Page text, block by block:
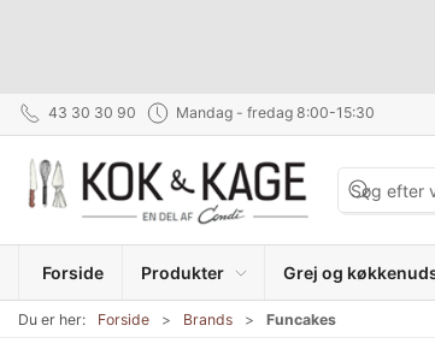
43 30 30 90 Mandag - fredag 8:00-15:30
Forside Produkter Grej og
Du er her: Forside Brands Funcakes